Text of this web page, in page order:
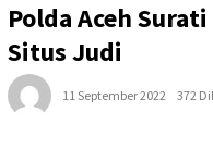
Polda Aceh
Situs Judi
11 September 2022 372